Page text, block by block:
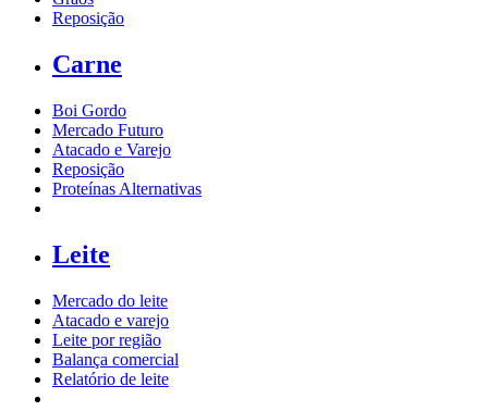
Reposição
Carne
Boi Gordo
Mercado Futuro
Atacado e Varejo
Reposição
Proteínas Alternativas
Leite
Mercado do leite
Atacado e varejo
Leite por região
Balança comercial
Relatório de leite